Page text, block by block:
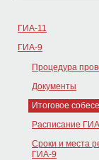
ГИА-11
ГИА-9
Процедура
Документы
Итоговое
Расписание
Сроки и места
ГИА-9